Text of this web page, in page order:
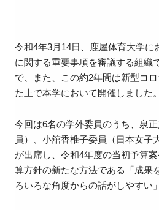
令和4年3月14日、鹿屋体育大学
に関する重要事項を審議する組織
で、また、この約2年間は新型コ
た上で本学において開催しました。
今回は6名の学外委員のうち、泉
員）、小舘香椎子委員（日本女子
が出席し、令和4年度の当初予算
算方針の新たな方法である「成果
ろいろな角度からの話がしやすい